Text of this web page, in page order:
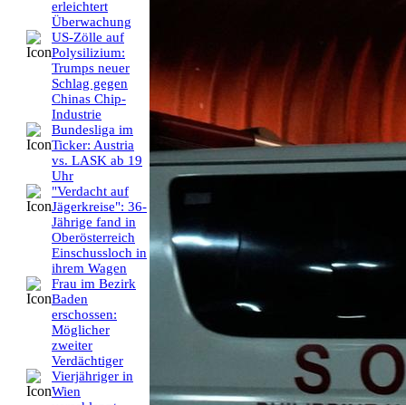
erleichtert
Überwachung
US-Zölle auf
Polysilizium:
Trumps neuer
Schlag gegen
Chinas Chip-
Industrie
Bundesliga im
Ticker: Austria
vs. LASK ab 19
Uhr
"Verdacht auf
Jägerkreise": 36-
Jährige fand in
Oberösterreich
Einschussloch in
ihrem Wagen
Frau im Bezirk
Baden
erschossen:
Möglicher
zweiter
Verdächtiger
Vierjähriger in
Wien